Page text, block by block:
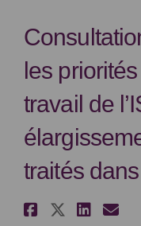
les
travail de
traités
Partager